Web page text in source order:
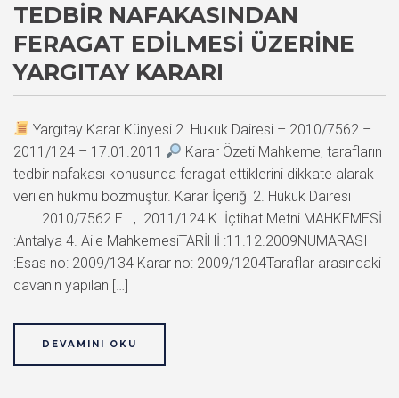
TEDBIR NAFAKASINDAN
FERAGAT EDILMESI ÜZERINE
YARGITAY KARARI
Yargıtay Karar Künyesi 2. Hukuk Dairesi – 2010/7562 –
2011/124 – 17.01.2011
Karar Özeti Mahkeme, tarafların
tedbir nafakası konusunda feragat ettiklerini dikkate alarak
verilen hükmü bozmuştur. Karar İçeriği 2. Hukuk Dairesi
2010/7562 E. , 2011/124 K. İçtihat Metni MAHKEMESİ
:Antalya 4. Aile MahkemesiTARİHİ :11.12.2009NUMARASI
:Esas no: 2009/134 Karar no: 2009/1204Taraflar arasındaki
davanın yapılan […]
DEVAMINI OKU